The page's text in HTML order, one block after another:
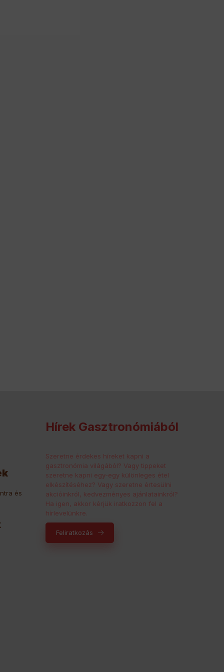
és
Hírek Gasztronómiából
Szeretne érdekes híreket kapni a
gasztronómia világából? Vagy tippeket
szeretne kapni egy-egy különleges étel
elkészítéséhez? Vagy szeretne értesülni
akcióinkról, kedvezményes ajánlatainkról?
Ha igen, akkor kérjük iratkozzon fel a
hírlevelünkre.
Feliratkozás